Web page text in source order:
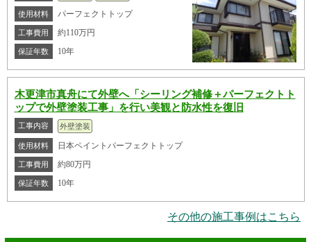
使用材料 パーフェクトトップ
工事費用 約110万円
保証年数 10年
木更津市真舟にて外壁へ「シーリング補修＋パーフェクトト
ップで外壁塗装工事」を行い美観と防水性を復旧
工事内容 外壁塗装
使用材料 日本ペイントパーフェクトトップ
工事費用 約80万円
保証年数 10年
その他の施工事例はこちら